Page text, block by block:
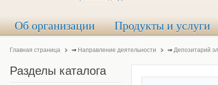
Об организации Продукты и услуги
Главная страница ⇒ Направление деятельности ⇒ Депозитарий
Разделы каталога